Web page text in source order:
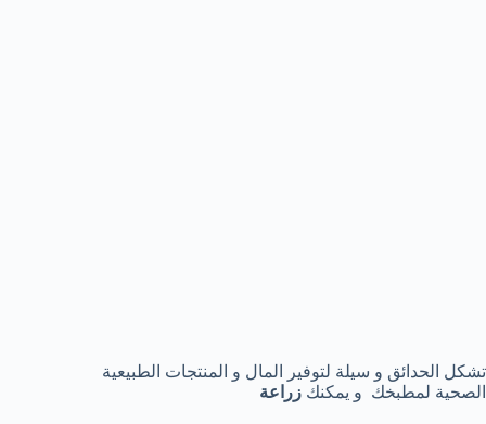
تشكل الحدائق و سيلة لتوفير المال و المنتجات الطبيعية
الصحية لمطبخك و يمكنك زراعة